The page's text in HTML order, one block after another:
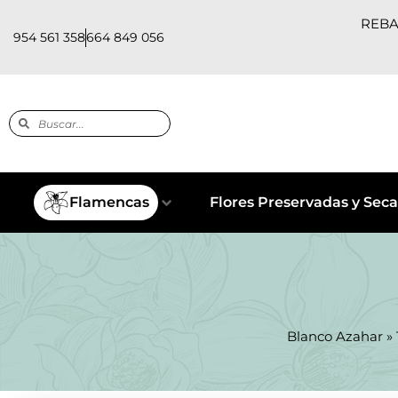
954 561 358664 849 056
Flamencas Flores Preservadas y
Blanco Azahar »